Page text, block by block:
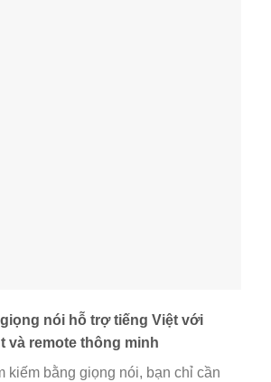
nói hỗ trợ tiếng Việt với
và remote thông minh
kiếm bằng giọng nói, bạn chỉ cần